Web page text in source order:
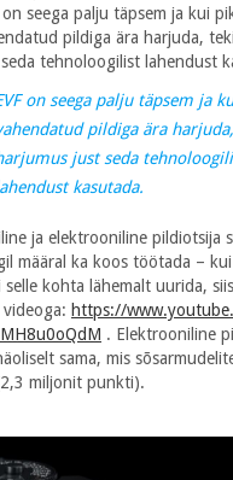
on seega palju täpsem ja kui
pildiga ära harjuda,
tehnoloogilist lahendust
on seega palju täpsem ja
pildiga ära
just seda
kasutada.
ja elektrooniline pildiotsija
määral ka koos töötada –
selle kohta lähemalt uurida,
videoga: https://
. Elektrooniline
sama, mis
miljonit punkti).